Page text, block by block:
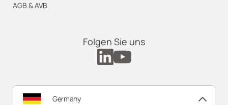
AGB & AVB
Folgen Sie uns
Germany